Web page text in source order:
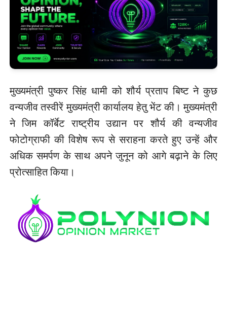
मुख्यमंत्री पुष्कर सिंह धामी को शौर्य प्रताप बिष्ट ने कुछ
वन्यजीव तस्वीरें मुख्यमंत्री कार्यालय हेतु भेंट की। मुख्यमंत्री
ने जिम कॉर्बेट राष्ट्रीय उद्यान पर शौर्य की वन्यजीव
फोटोग्राफी की विशेष रूप से सराहना करते हुए उन्हें और
अधिक समर्पण के साथ अपने जुनून को आगे बढ़ाने के लिए
प्रोत्साहित किया।